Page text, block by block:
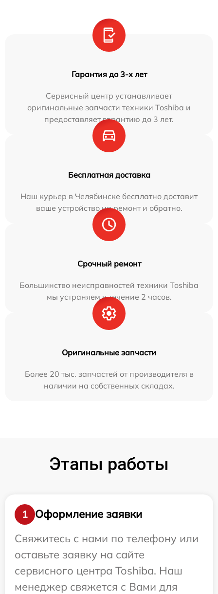
Гарантия до 3-х лет
Сервисный центр устанавливает
оригинальные запчасти техники Toshiba и
предоставляет гарантию до 3 лет.
Бесплатная доставка
Наш курьер в Челябинске бесплатно доставит
ваше устройство на ремонт и обратно.
Срочный ремонт
Большинство неисправностей техники Toshiba
мы устраняем в течение 2 часов.
Оригинальные запчасти
Более 20 тыс. запчастей от производителя в
наличии на собственных складах.
Этапы работы
1
Оформление заявки
Свяжитесь с нами по телефону или
оставьте заявку на сайте
сервисного центра Toshiba. Наш
менеджер свяжется с Вами для